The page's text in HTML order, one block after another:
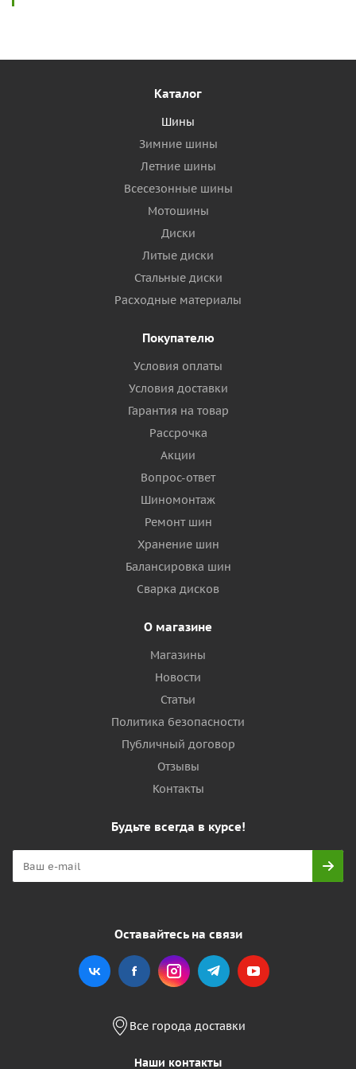
Каталог
Шины
Зимние шины
Летние шины
Всесезонные шины
Мотошины
Диски
Литые диски
Стальные диски
Расходные материалы
Покупателю
Условия оплаты
Условия доставки
Гарантия на товар
Рассрочка
Акции
Вопрос-ответ
Шиномонтаж
Ремонт шин
Хранение шин
Балансировка шин
Сварка дисков
О магазине
Магазины
Новости
Статьи
Политика безопасности
Публичный договор
Отзывы
Контакты
Будьте всегда в курсе!
Оставайтесь на связи
Все города доставки
Наши контакты